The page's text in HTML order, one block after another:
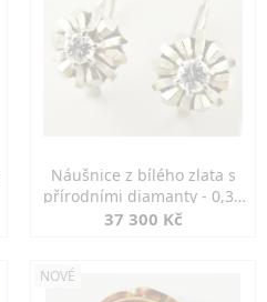
Náušnice z bílého zlata s
přírodními diamanty - 0,30
ct
37 300 Kč
NOVÉ